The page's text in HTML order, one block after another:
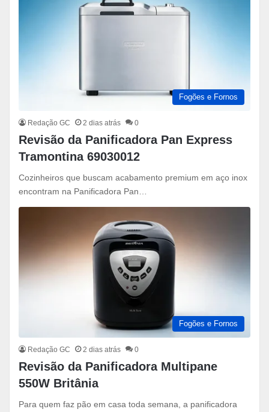
Fogões e Fornos
Redação GC 2 dias atrás 0
Revisão da Panificadora Pan Express
Tramontina 69030012
Cozinheiros que buscam acabamento premium em aço inox
encontram na Panificadora Pan…
Fogões e Fornos
Redação GC 2 dias atrás 0
Revisão da Panificadora Multipane
550W Britânia
Para quem faz pão em casa toda semana, a panificadora